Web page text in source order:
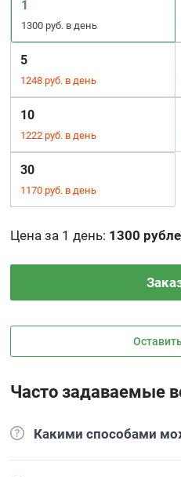
1
1300 руб. в день
5
1248 руб. в день
10
1222 руб. в день
30
1170 руб. в день
Цена за 1 день: 1300
Часто задаваемые
Какими способами